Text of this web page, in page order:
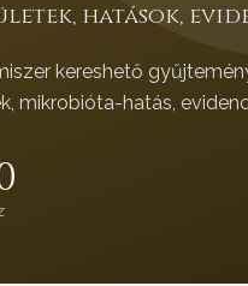
hatások,
kereshető
mikrobióta-hatás,